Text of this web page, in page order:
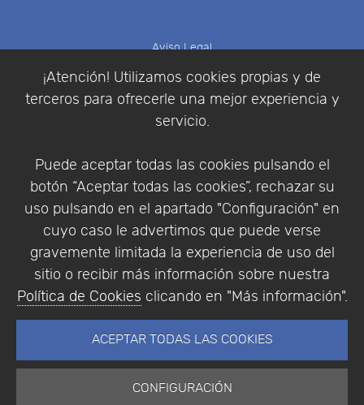
¡Atención! Utilizamos cookies propias y de
terceros para ofrecerle una mejor experiencia y
servicio.
Puede aceptar todas las cookies pulsando el
botón “Aceptar todas las cookies”, rechazar su
uso pulsando en el apartado "Configuración" en
cuyo caso le advertimos que puede verse
gravemente limitada la experiencia de uso del
sitio o recibir más información sobre nuestra
Política de Cookies clicando en "Más información".
ACEPTAR TODAS LAS COOKIES
CONFIGURACIÓN
Aviso Legal
Política de Privacidad
Condiciones de compra
Identificarse
Empresa|Aviso Legal| Política de Privacidad |
Política de Cookies
© Copyright 1994 - 2026. Addlink Software
Científico, S.L.
Portugal.